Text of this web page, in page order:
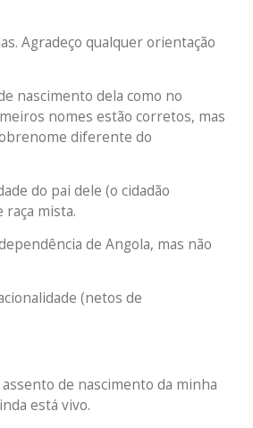
Agradeço qualquer orientação
nascimento dela como no
nomes estão corretos, mas
diferente do
do pai dele (o cidadão
mista.
de Angola, mas não
(netos de
de nascimento da minha
está vivo.